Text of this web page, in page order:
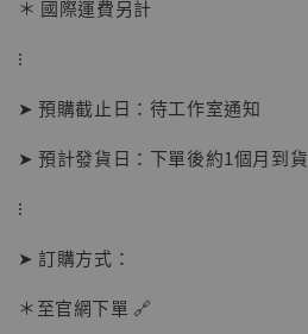
NT$ 1,870
＊ 國際運費另計
⁝
➤ 預購截止日：待工作室通知
➤ 預計發貨日：下單後約1個月到貨
⁝
➤ 訂購方式：
＊至官網下單 🔗